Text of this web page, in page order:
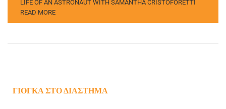
LIFE OF AN ASTRONAUT WITH SAMANTHA CRISTOFORETTI
READ MORE
ΓΙΌΓΚΑ ΣΤΟ ΔΙΆΣΤΗΜΑ